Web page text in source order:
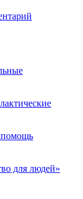
для людей»